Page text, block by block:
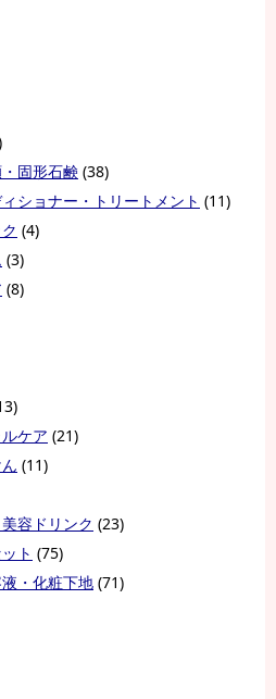
固形石鹸 (38)
ショナー・トリートメント (11)
(4)
(3)
(8)
ケア (21)
(11)
容ドリンク (23)
ト (75)
・化粧下地 (71)